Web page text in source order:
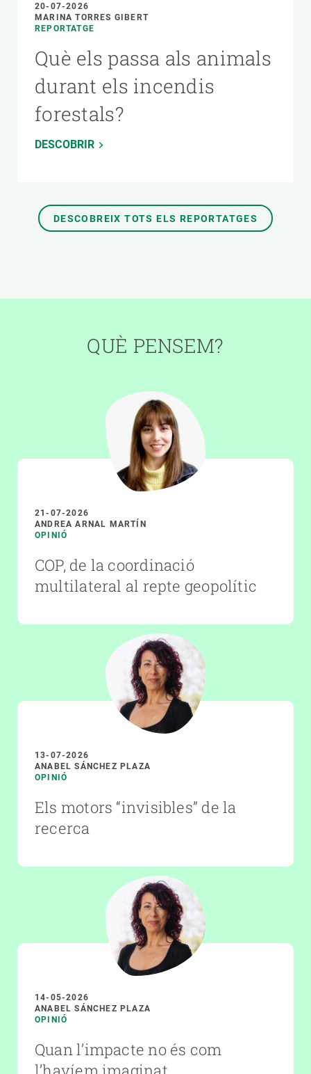
20-07-2026
MARINA TORRES GIBERT
REPORTATGE
Què els passa als animals
durant els incendis
forestals?
DESCOBRIR
DESCOBREIX TOTS ELS REPORTATGES
QUÈ PENSEM?
21-07-2026
ANDREA ARNAL MARTÍN
OPINIÓ
COP, de la coordinació
multilateral al repte geopolític
13-07-2026
ANABEL SÁNCHEZ PLAZA
OPINIÓ
Els motors “invisibles” de la
recerca
14-05-2026
ANABEL SÁNCHEZ PLAZA
OPINIÓ
Quan l’impacte no és com
l’havíem imaginat